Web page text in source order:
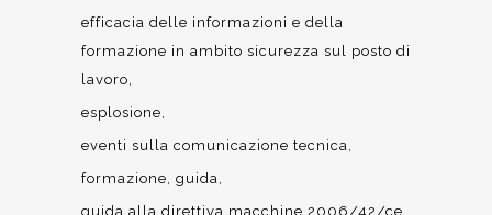
efficacia delle informazioni e della
formazione in ambito sicurezza sul posto di
lavoro
esplosione
eventi sulla comunicazione tecnica
formazione guida
guida alla direttiva macchine 2006/42/ce